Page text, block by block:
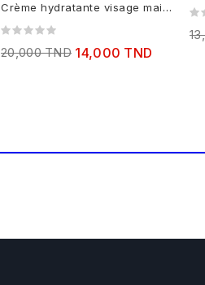
Crème hydratante visage main
corps SPF 30 – 50ml
20,000 TND 14,000 TND